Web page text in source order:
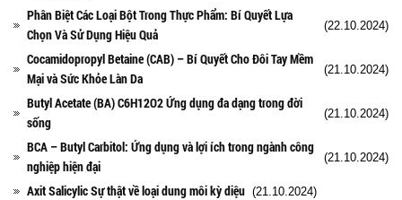
Phân Biệt Các Loại Bột Trong Thực Phẩm: Bí Quyết Lựa
Chọn Và Sử Dụng Hiệu Quả
(22.10.2024)
Cocamidopropyl Betaine (CAB) – Bí Quyết Cho Đôi Tay Mềm
Mại và Sức Khỏe Làn Da
(21.10.2024)
Butyl Acetate (BA) C6H12O2 Ứng dụng đa dạng trong đời
sống
(21.10.2024)
BCA – Butyl Carbitol: Ứng dụng và lợi ích trong ngành công
nghiệp hiện đại
(21.10.2024)
Axit Salicylic Sự thật về loại dung môi kỳ diệu (21.10.2024)